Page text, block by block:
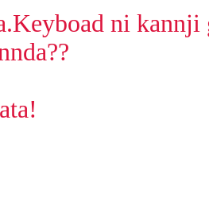
ni kannji